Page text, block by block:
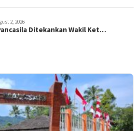
2, 2026
Ditekankan Wakil Ket…